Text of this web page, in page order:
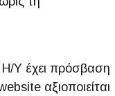
Η/Υ έχει πρόσβαση
αξιοποιείται